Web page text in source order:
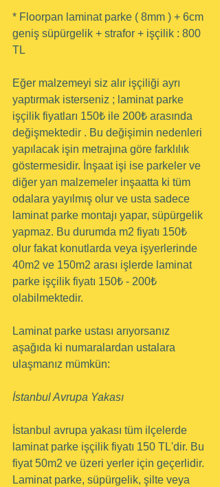
* Floorpan laminat parke ( 8mm ) + 6cm
geniş süpürgelik + strafor + işçilik : 800
TL
Eğer malzemeyi siz alır işçiliği ayrı
yaptırmak isterseniz ; laminat parke
işçilik fiyatları 150₺ ile 200₺ arasında
değişmektedir . Bu değişimin nedenleri
yapılacak işin metrajına göre farklılık
göstermesidir. İnşaat işi ise parkeler ve
diğer yan malzemeler inşaatta ki tüm
odalara yayılmış olur ve usta sadece
laminat parke montajı yapar, süpürgelik
yapmaz. Bu durumda m2 fiyatı 150₺
olur fakat konutlarda veya işyerlerinde
40m2 ve 150m2 arası işlerde laminat
parke işçilik fiyatı 150₺ - 200₺
olabilmektedir.
Laminat parke ustası arıyorsanız
aşağıda ki numaralardan ustalara
ulaşmanız mümkün:
İstanbul Avrupa Yakası
İstanbul avrupa yakası tüm ilçelerde
laminat parke işçilik fiyatı 150 TL'dir. Bu
fiyat 50m2 ve üzeri yerler için geçerlidir.
Laminat parke, süpürgelik, şilte veya